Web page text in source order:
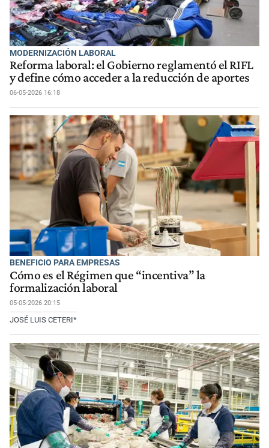
MODERNIZACIÓN LABORAL
Reforma laboral: el Gobierno reglamentó el RIFL
y define cómo acceder a la reducción de aportes
06-05-2026 16:18
BENEFICIO PARA EMPRESAS
Cómo es el Régimen que “incentiva” la
formalización laboral
05-05-2026 20:15
JOSÉ LUIS CETERI*